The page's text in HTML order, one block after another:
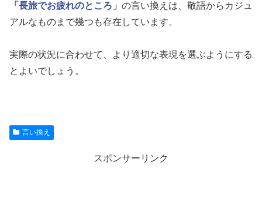
「長旅でお疲れのところ」 の言い換えは、敬語からカジュ
アルなものまで幾つも存在しています。
実際の状況に合わせて、より適切な表現を選ぶようにする
とよいでしょう。
言い換え
スポンサーリンク